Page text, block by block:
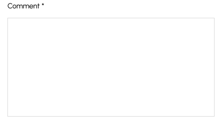
Comment *